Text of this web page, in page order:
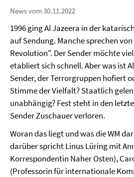
News vom 30.11.2022
1996 ging Al Jazeera in der
auf Sendung. Manche sprechen
Revolution". Der Sender möchte
etabliert sich schnell. Aber was ist
Sender, der Terrorgruppen hofiert
Stimme der Vielfalt? Staatlich
unabhängig? Fest steht in den
Sender Zuschauer verloren.
Woran das liegt und was die WM
darüber spricht Linus Lüring mit
Korrespondentin Naher Osten),
(Professorin für internationale